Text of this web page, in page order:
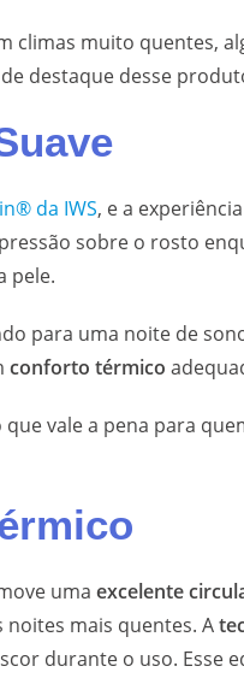
muito quentes,
destaque desse
da IWS, e a
sobre o rosto
pele.
para uma noite de
conforto térmico
vale a pena para
uma excelente
mais quentes. A
durante o uso.